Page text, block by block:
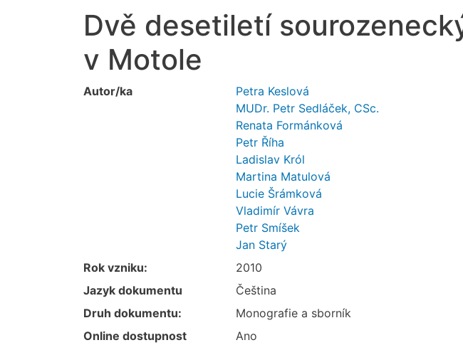
Dvě desetiletí
v Motole
Autor/ka
Petra Keslová
MUDr. Petr Sedláček, CSc.
Renata Formánková
Petr Říha
Ladislav Król
Martina Matulová
Lucie Šrámková
Vladimír Vávra
Petr Smíšek
Jan Starý
Rok vzniku:
2010
Jazyk dokumentu
Čeština
Druh dokumentu:
Monografie a sborník
Online dostupnost
Ano